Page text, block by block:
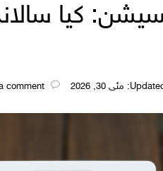
کیا سالانہ